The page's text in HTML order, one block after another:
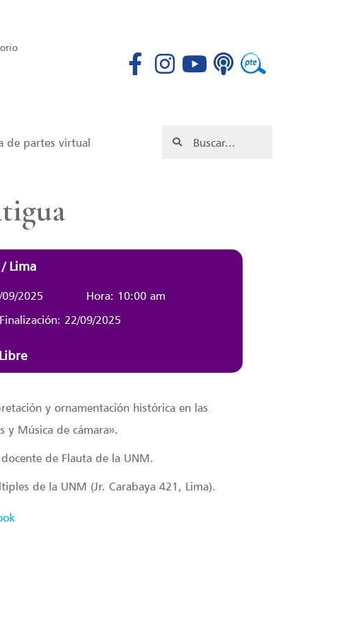
de partes virtual
Lima
09/2025
Hora: 10:00 am
22/09/2025
y ornamentación histórica en las
y Música de cámara».
de Flauta de la UNM.
de la UNM (Jr. Carabaya 421, Lima).